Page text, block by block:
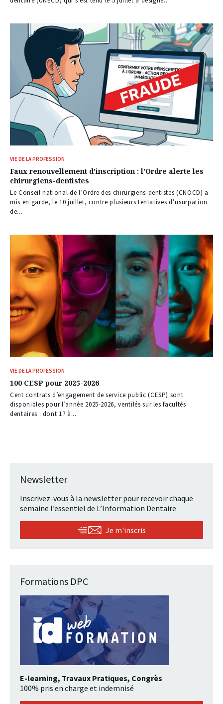
VIE DE LA PROFESSION
Faux renouvellement d’inscription : l’Ordre alerte les
chirurgiens-dentistes
Le Conseil national de l’Ordre des chirurgiens-dentistes (CNOCD) a
mis en garde, le 10 juillet, contre plusieurs tentatives d’usurpation
de...
VIE DE LA PROFESSION
100 CESP pour 2025-2026
Cent contrats d’engagement de service public (CESP) sont
disponibles pour l’année 2025-2026, ventilés sur les facultés
dentaires : dont 17 à...
Newsletter
Inscrivez-vous à la newsletter pour recevoir chaque
semaine l’essentiel de L’Information Dentaire
Je m'inscris
Formations DPC
E-learning, Travaux Pratiques, Congrès
100% pris en charge et indemnisé